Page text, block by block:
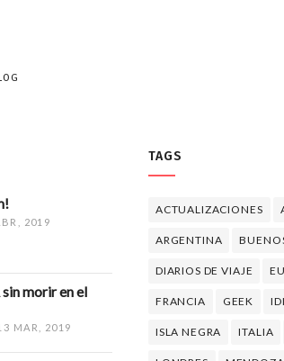
2019
morir en el
MAR, 2019
TAGS
ACTUALIZACIONES
ARGENTINA
DIARIOS DE VIAJE
FRANCIA GEEK
ISLA NEGRA ITALIA